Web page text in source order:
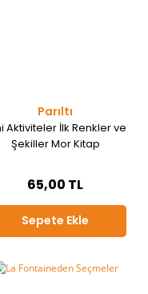
Parıltı
Aktiviteler İlk Renkler ve
Şekiller Mor Kitap
65,00 TL
Sepete Ekle